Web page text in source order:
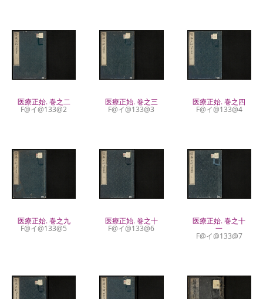
医療正始. 巻之二
F@イ@133@2
医療正始. 巻之三
F@イ@133@3
医療正始. 巻之四
F@イ@133@4
医療正始. 巻之九
F@イ@133@5
医療正始. 巻之十
F@イ@133@6
医療正始. 巻之十
一
F@イ@133@7